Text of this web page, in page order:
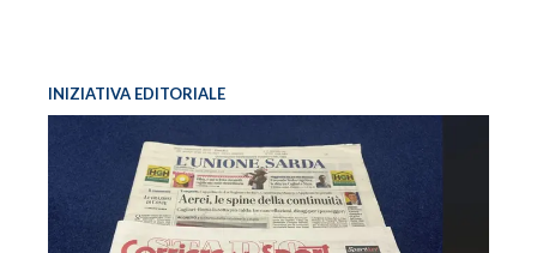
INIZIATIVA EDITORIALE